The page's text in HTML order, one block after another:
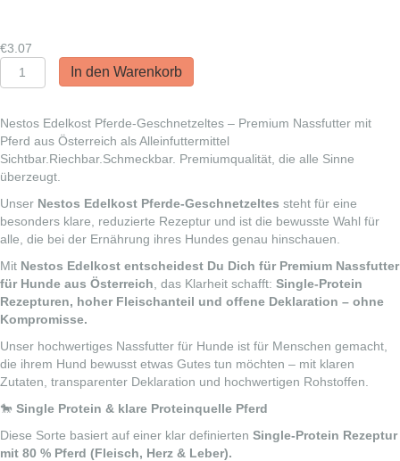
€3.07
Nestos
Edelkost
Geschnetzeltes
Menge
In den Warenkorb
Nestos Edelkost Pferde-Geschnetzeltes – Premium Nassfutter mit
Pferd aus Österreich als Alleinfuttermittel
Sichtbar.Riechbar.Schmeckbar. Premiumqualität, die alle Sinne
überzeugt.
Unser Nestos Edelkost Pferde-Geschnetzeltes steht für eine
besonders klare, reduzierte Rezeptur und ist die bewusste Wahl für
alle, die bei der Ernährung ihres Hundes genau hinschauen.
Mit Nestos Edelkost entscheidest Du Dich für Premium Nassfutter
für Hunde aus Österreich , das Klarheit schafft: Single-Protein
Rezepturen, hoher Fleischanteil und offene Deklaration – ohne
Kompromisse.
Unser hochwertiges Nassfutter für Hunde ist für Menschen gemacht,
die ihrem Hund bewusst etwas Gutes tun möchten – mit klaren
Zutaten, transparenter Deklaration und hochwertigen Rohstoffen.
🐎 Single Protein & klare Proteinquelle Pferd
Diese Sorte basiert auf einer klar definierten Single-Protein Rezeptur
mit 80 % Pferd (Fleisch, Herz & Leber).